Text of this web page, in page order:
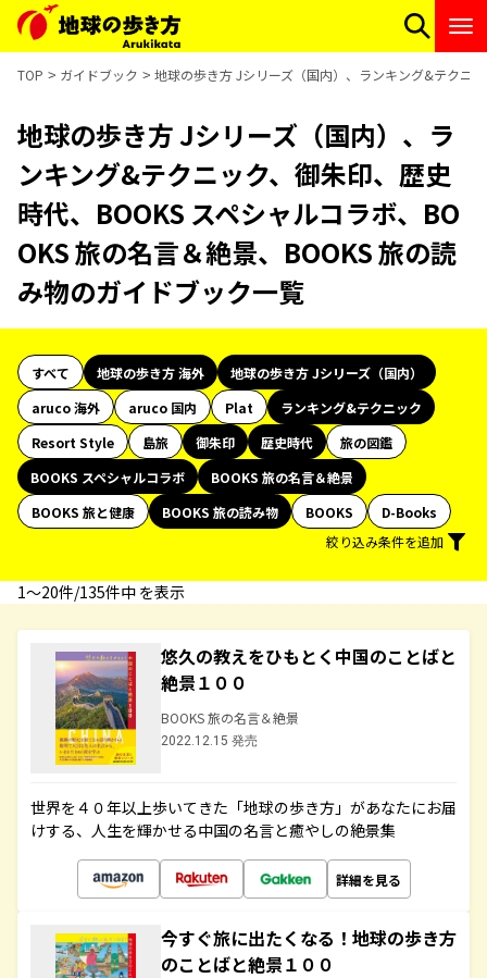
TOP ガイドブック 地球の歩き方 Jシリーズ（国内）、ランキング&テクニ
地球の歩き方 Jシリーズ（国内）、ラ
ンキング&テクニック、御朱印、歴史
時代、BOOKS スペシャルコラボ、BO
OKS 旅の名言＆絶景、BOOKS 旅の読
み物のガイドブック一覧
すべて 地球の歩き方 海外
地球の歩き方 Jシリーズ（国内）
aruco 海外
aruco 国内 Plat
ランキング&テクニック
Resort Style
島旅 御朱印 歴史時代
旅の図鑑
BOOKS スペシャルコラボ
BOOKS 旅の名言＆絶景
BOOKS 旅と健康
BOOKS 旅の読み物 BOOKS
D-Books
絞り込み条件を追加
1〜20件/135件中 を表示
悠久の教えをひもとく中国のことばと
絶景１００
BOOKS 旅の名言＆絶景
2022.12.15 発売
世界を４０年以上歩いてきた「地球の歩き方」があなたにお届
けする、人生を輝かせる中国の名言と癒やしの絶景集
詳細を見る
今すぐ旅に出たくなる！地球の歩き方
のことばと絶景１００